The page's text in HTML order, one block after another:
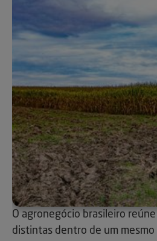
O agronegócio brasileiro
distintas dentro de um mesmo